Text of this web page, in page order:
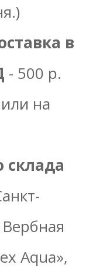
в
- 500 р.
на
склада
Aqua»,